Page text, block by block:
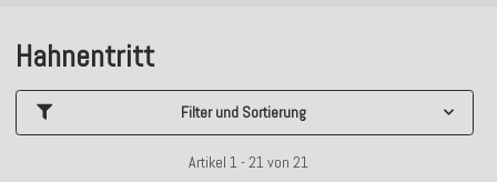
Hahnentritt
Filter und Sortierung
Artikel 1 - 21 von 21